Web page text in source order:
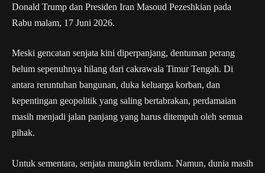
Donald Trump dan Presiden Iran Masoud Pezeshkian pada
Rabu malam, 17 Juni 2026.
Meski gencatan senjata kini diperpanjang, dentuman perang
belum sepenuhnya hilang dari cakrawala Timur Tengah. Di
antara reruntuhan bangunan, duka keluarga korban, dan
kepentingan geopolitik yang saling bertabrakan, perdamaian
masih menjadi jalan panjang yang harus ditempuh oleh semua
pihak.
Untuk sementara, senjata mungkin terdiam. Namun, dunia masih